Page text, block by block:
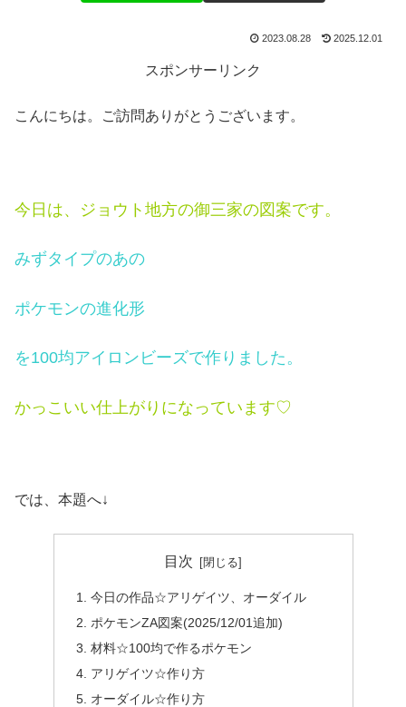
2023.08.28 2025.12.01
スポンサーリンク
こんにちは。ご訪問ありがとうございます。
今日は、ジョウト地方の御三家の図案です。
みずタイプのあの
ポケモンの進化形
を100均アイロンビーズで作りました。
かっこいい仕上がりになっています♡
では、本題へ↓
目次
今日の作品☆アリゲイツ、オーダイル
ポケモンZA図案(2025/12/01追加)
材料☆100均で作るポケモン
アリゲイツ☆作り方
オーダイル☆作り方